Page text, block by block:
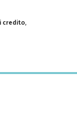
credito,